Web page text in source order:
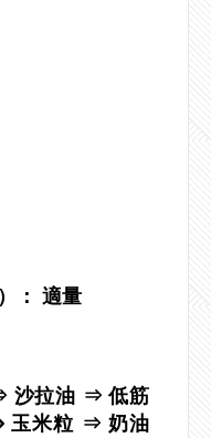
： 適量
沙拉油 ⇒ 低筋
玉米粒 ⇒ 奶油